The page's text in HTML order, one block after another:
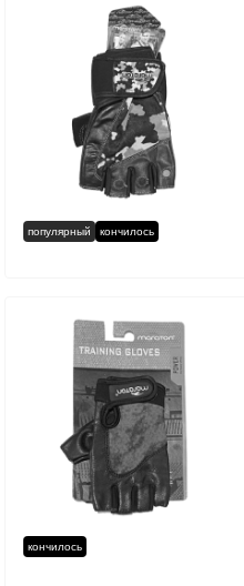
популярный кончилось
кончилось